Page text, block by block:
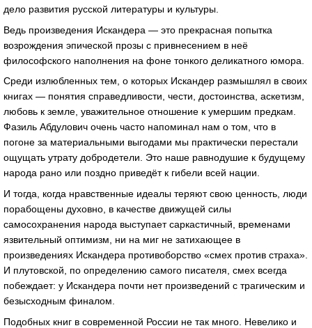
дело развития русской литературы и культуры.
Ведь произведения Искандера — это прекрасная попытка
возрождения эпической прозы с привнесением в неё
философского наполнения на фоне тонкого деликатного юмора.
Среди излюбленных тем, о которых Искандер размышлял в своих
книгах — понятия справедливости, чести, достоинства, аскетизм,
любовь к земле, уважительное отношение к умершим предкам.
Фазиль Абдулович очень часто напоминал нам о том, что в
погоне за материальными выгодами мы практически перестали
ощущать утрату добродетели. Это наше равнодушие к будущему
народа рано или поздно приведёт к гибели всей нации.
И тогда, когда нравственные идеалы теряют свою ценность, люди
порабощены духовно, в качестве движущей силы
самосохранения народа выступает саркастичный, временами
язвительный оптимизм, ни на миг не затихающее в
произведениях Искандера противоборство «смех против страха».
И плутовской, по определению самого писателя, смех всегда
побеждает: у Искандера почти нет произведений с трагическим и
безысходным финалом.
Подобных книг в современной России не так много. Невелико и